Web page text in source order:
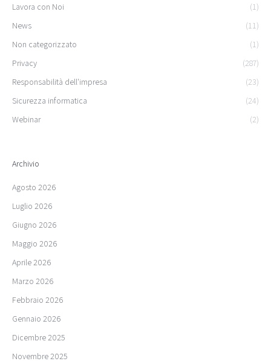
Lavora con Noi
(1)
News
(11)
Non categorizzato
(1)
Privacy
(287)
Responsabilità dell'impresa
(23)
Sicurezza informatica
(24)
Webinar
(2)
Archivio
Agosto 2026
Luglio 2026
Giugno 2026
Maggio 2026
Aprile 2026
Marzo 2026
Febbraio 2026
Gennaio 2026
Dicembre 2025
Novembre 2025